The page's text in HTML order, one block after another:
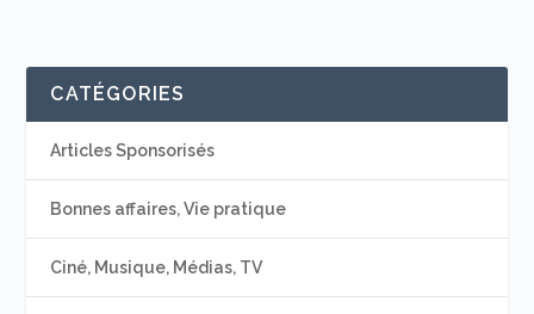
CATÉGORIES
Articles Sponsorisés
Bonnes affaires, Vie pratique
Ciné, Musique, Médias, TV